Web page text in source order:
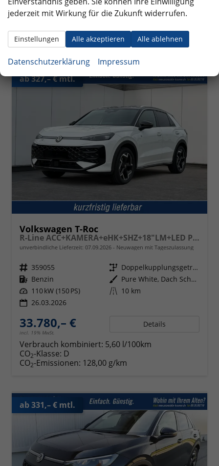
incl. 19% MwSt.
Verbrauch kombiniert:5,60 l/100km
2
CO2-Emissionen:128,00 g/km
ab 327,– € mtl.
Volkswagen T-Roc
R-Line ACC+KAMERA+eHK+SHZ+18"LM+LED PLUS
unverbindliche Lieferzeit: 07.09.2026 Neuwagen mit Tageszulassung
Fahrzeugnr. 359055 Getriebe
Doppelkupplungsgetriebe (DSG)
Kraftstoff Benzin Außenfarbe
Pure White, Dach Schwarz
Leistung 110 kW (150 PS) Kilometerstand 10 km
26.03.2026
33.780,– €
incl. 19% MwSt.
Details
Verbrauch kombiniert: 5,60 l/100km
CO2-Klasse: D
CO2-Emissionen: 128,00 g/km
ab 331,– € mtl.
jederzeit mit Wirkung für die Zukunft widerrufen.
Alle akzeptieren Alle ablehnen
Einstellungen
Datenschutzerklärung Impressum